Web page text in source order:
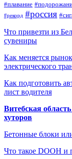
#плавание
#рекорд #россия
Что привезти из
сувениры
Как меняется
электрического
Как подготовить
лист водителя
Витебская
хуторов
Бетонные блоки
Что такое DOOH и